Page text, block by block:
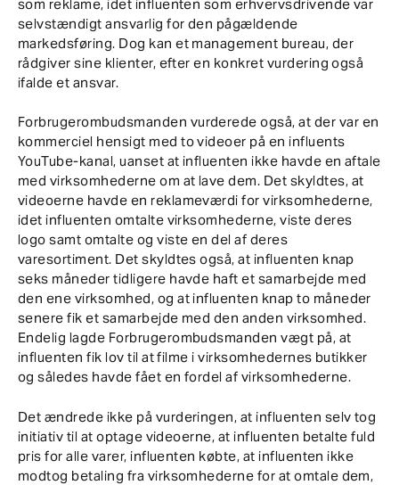
som reklame, idet influenten som erhvervsdrivende var
selvstændigt ansvarlig for den pågældende
markedsføring. Dog kan et management bureau, der
rådgiver sine klienter, efter en konkret vurdering også
ifalde et ansvar.
Forbrugerombudsmanden vurderede også, at der var en
kommerciel hensigt med to videoer på en influents
YouTube-kanal, uanset at influenten ikke havde en aftale
med virksomhederne om at lave dem. Det skyldtes, at
videoerne havde en reklameværdi for virksomhederne,
idet influenten omtalte virksomhederne, viste deres
logo samt omtalte og viste en del af deres
varesortiment. Det skyldtes også, at influenten knap
seks måneder tidligere havde haft et samarbejde med
den ene virksomhed, og at influenten knap to måneder
senere fik et samarbejde med den anden virksomhed.
Endelig lagde Forbrugerombudsmanden vægt på, at
influenten fik lov til at filme i virksomhedernes butikker
og således havde fået en fordel af virksomhederne.
Det ændrede ikke på vurderingen, at influenten selv tog
initiativ til at optage videoerne, at influenten betalte fuld
pris for alle varer, influenten købte, at influenten ikke
modtog betaling fra virksomhederne for at omtale dem,